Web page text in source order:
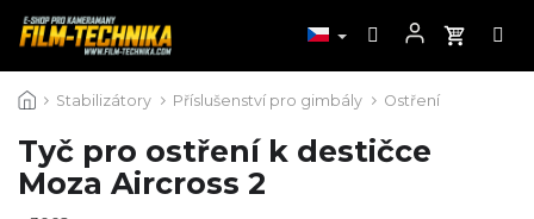
na
Stabilizátory Příslušenství pro gimbály Ostření
Tyč pro ostření k destičce
Moza Aircross 2